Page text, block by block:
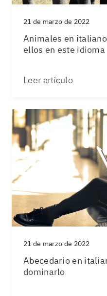
21 de marzo de 2022
Animales en
ellos en este idioma
Leer artículo
21 de marzo de 2022
Abecedario en
dominarlo